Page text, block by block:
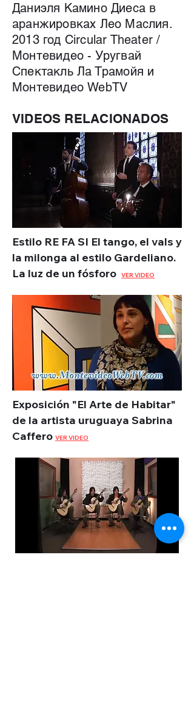
Даниэля Камино Диеса в
аранжировках Лео Маслия.
2013 год Circular Theater /
Монтевидео - Уругвай
Спектакль Ла Трамойя и
Монтевидео WebTV
VIDEOS RELACIONADOS
Estilo RE FA SI El tango, el vals y
la milonga al estilo Gardeliano.
La luz de un fósforo
VER VIDEO
Exposición "El Arte de Habitar"
de la artista uruguaya Sabrina
Caffero VER VIDEO